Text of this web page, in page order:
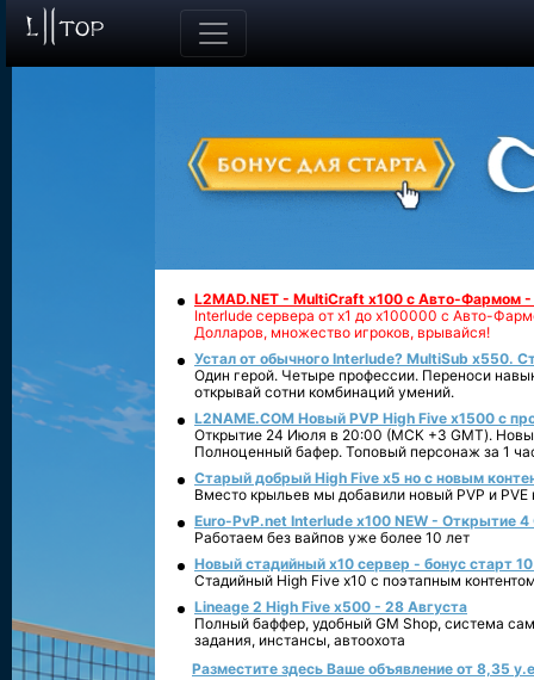
L2MAD.NET - MultiCraft x100 с Авто-Фармом
Interlude сервера от х1 до х100000 с Авто-
Долларов, множество игроков, врывайся!
Устал от обычного Interlude? MultiSub x550.
Один герой. Четыре профессии. Переноси
открывай сотни комбинаций умений.
L2NAME.COM Новый PVP High Five x1500 с
Открытие 24 Июля в 20:00 (МСК +3 GMT).
Полноценный бафер. Топовый персонаж за 1
Старый добрый High Five x5 но с новым
Вместо крыльев мы добавили новый PVP и PVE
Euro-PvP.net Interlude х100 NEW - Открытие 4
Работаем без вайпов уже более 10 лет
Новый стадийный х10 сервер - бонус старт
Стадийный High Five x10 с поэтапным
Lineage 2 High Five x500 - 28 Августа
Полный баффер, удобный GM Shop, система
задания, инстансы, автоохота
Разместите здесь Ваше объявление от 8,35